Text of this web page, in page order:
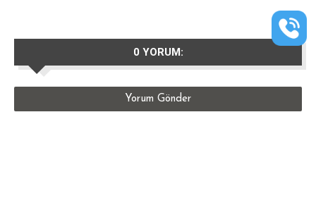
0 YORUM:
Yorum Gönder